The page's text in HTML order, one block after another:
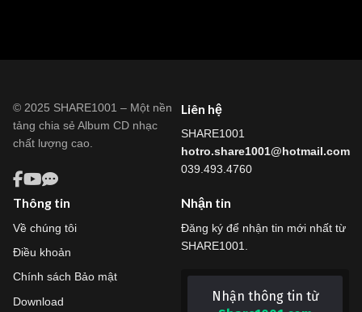
© 2025 SHARE1001 – Một nền
tảng chia sẻ Album CD nhạc
chất lượng cao.
Liên hệ
SHARE1001
hotro.share1001@hotmail.com
039.493.4760
Thông tin
Về chúng tôi
Điều khoản
Chính sách Bảo mật
Download
Nhận tin
Đăng ký để nhận tin mới nhất từ
SHARE1001.
Nhận thông tin từ